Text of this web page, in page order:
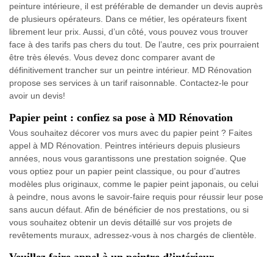
peinture intérieure, il est préférable de demander un devis auprès
de plusieurs opérateurs. Dans ce métier, les opérateurs fixent
librement leur prix. Aussi, d’un côté, vous pouvez vous trouver
face à des tarifs pas chers du tout. De l’autre, ces prix pourraient
être très élevés. Vous devez donc comparer avant de
définitivement trancher sur un peintre intérieur. MD Rénovation
propose ses services à un tarif raisonnable. Contactez-le pour
avoir un devis!
Papier peint : confiez sa pose à MD Rénovation
Vous souhaitez décorer vos murs avec du papier peint ? Faites
appel à MD Rénovation. Peintres intérieurs depuis plusieurs
années, nous vous garantissons une prestation soignée. Que
vous optiez pour un papier peint classique, ou pour d’autres
modèles plus originaux, comme le papier peint japonais, ou celui
à peindre, nous avons le savoir-faire requis pour réussir leur pose
sans aucun défaut. Afin de bénéficier de nos prestations, ou si
vous souhaitez obtenir un devis détaillé sur vos projets de
revêtements muraux, adressez-vous à nos chargés de clientèle.